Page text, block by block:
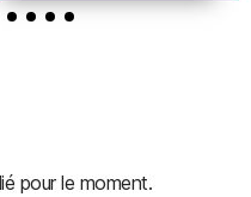
pour le moment.